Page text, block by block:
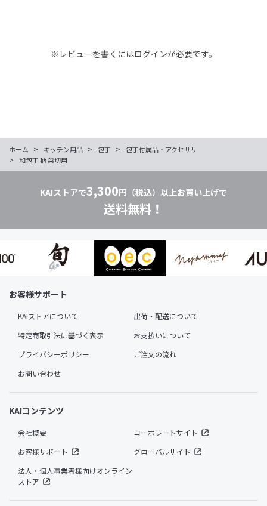
※レビューを書くにはログインが必要です。
ホーム > キッチン用品 > 包丁 > 包丁付属品・アクセサリ
> 和包丁 柄 菜切用
KAIストアで3,300円（税込）以上お買い上げで
送料無料！
お客様サポート
KAIストアについて
出荷・配送について
特定商取引法に基づく表示
お支払いについて
プライバシーポリシー
ご注文の流れ
お問い合わせ
KAIコンテンツ
会社概要
コーポレートサイト
お客様サポート
グローバルサイト
法人・個人事業者様向けオンライン
ストア